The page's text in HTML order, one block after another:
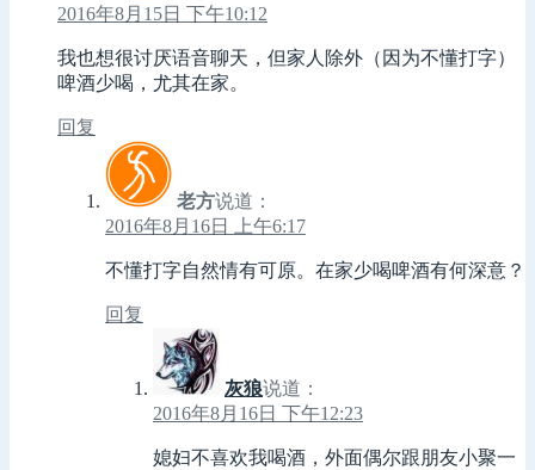
2016年8月15日 下午10:12
我也想很讨厌语音聊天，但家人除外（因为不懂打字）
啤酒少喝，尤其在家。
回复
老方说道：
2016年8月16日 上午6:17
不懂打字自然情有可原。在家少喝啤酒有何深意？
回复
灰狼说道：
2016年8月16日 下午12:23
媳妇不喜欢我喝酒，外面偶尔跟朋友小聚一